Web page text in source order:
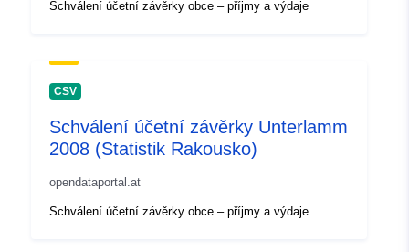
Schválení účetní závěrky obce – příjmy a výdaje
CSV
Schválení účetní závěrky Unterlamm
2008 (Statistik Rakousko)
opendataportal.at
Schválení účetní závěrky obce – příjmy a výdaje